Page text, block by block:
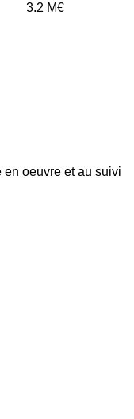
3.2 M€
oeuvre et au suivi